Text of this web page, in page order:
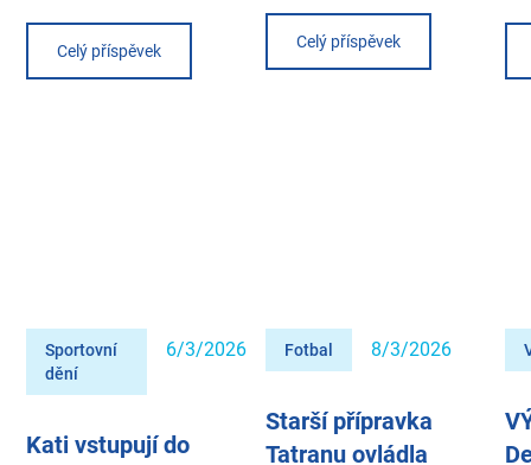
Celý příspěvek Celý příspěvek
Sportovní
dění
6/3/2026
Kati vstupují do
Fotbal 8/3/2026
Starší přípravka
Tatranu ovládla